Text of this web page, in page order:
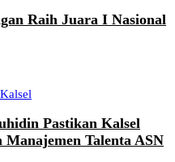
Raih Juara I Nasional
Pastikan Kalsel
Manajemen Talenta ASN